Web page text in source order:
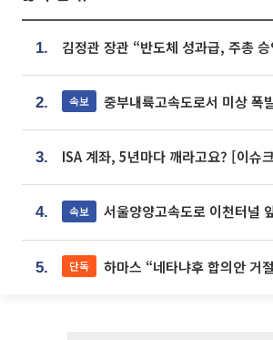
1.
2. 속보 중부내륙고속도로서 미상 폭
3. ISA 계좌, 5년마다 깨라고요? [이슈
4. 속보 서울양양고속도로 이천터널
5. 단독 하마스 “네타냐후 합의안 거절, 총선